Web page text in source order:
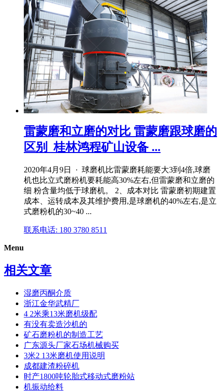
雷蒙磨和立磨的对比 雷蒙磨跟球磨的
区别_桂林鸿程矿山设备 ...
2020年4月9日 · 球磨机比雷蒙磨耗能要大3到4倍,球磨
机也比立式磨粉机要耗能高30%左右,但雷蒙磨和立磨的
细 粉含量均低于球磨机。 2、成本对比 雷蒙磨初期建置
成本、运转成本及其维护费用,是球磨机的40%左右,是立
式磨粉机的30~40 ...
联系电话: 180 3780 8511
Menu
相关文章
湿磨丙酮介质
浙江金华武精厂
4 2米乘13米磨机级配
有没有卖造沙机的
矿石磨粉机的制造工艺
广东源头厂家石场机械购买
3米2 13米磨机使用说明
成都建渣粉碎机
时产1800吨轮胎式移动式磨粉站
机振动给料